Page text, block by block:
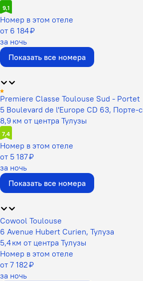
9,1
Номер в этом отеле
от 6 184 ₽
за ночь
Показать все номера
Premiere Classe Toulouse Sud - Portet
5 Boulevard de l'Europe CD 63, Порте-
8,9 км от центра Тулузы
7,4
Номер в этом отеле
от 5 187 ₽
за ночь
Показать все номера
Cowool Toulouse
6 Avenue Hubert Curien, Тулуза
5,4 км от центра Тулузы
Номер в этом отеле
от 7 182 ₽
за ночь